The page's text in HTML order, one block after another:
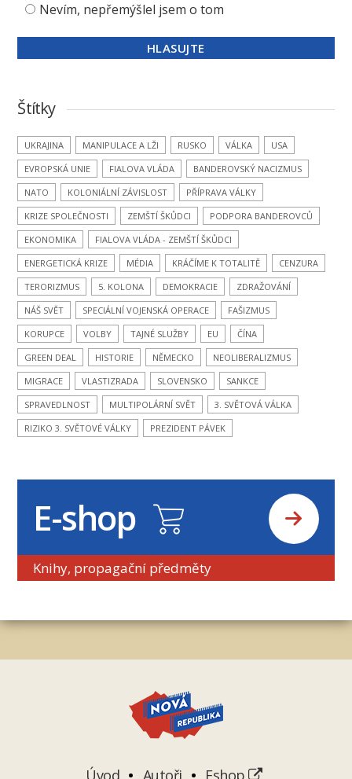
Nevím, nepřemýšlel jsem o tom
Štítky
UKRAJINA MANIPULACE A LŽI RUSKO VÁLKA
USA
EVROPSKÁ UNIE
FIALOVA VLÁDA
BANDEROVSKÝ NACIZMUS
NATO
KOLONIÁLNÍ ZÁVISLOST
PŘÍPRAVA VÁLKY
KRIZE SPOLEČNOSTI
ZEMŠTÍ ŠKŮDCI
PODPORA BANDEROVCŮ
EKONOMIKA
FIALOVA VLÁDA - ZEMŠTÍ ŠKŮDCI
ENERGETICKÁ KRIZE
MÉDIA KRÁČÍME K TOTALITĚ
CENZURA
TERORIZMUS
5. KOLONA DEMOKRACIE
ZDRAŽOVÁNÍ
NÁŠ SVĚT
SPECIÁLNÍ VOJENSKÁ OPERACE
FAŠIZMUS
KORUPCE
VOLBY TAJNÉ SLUŽBY EU
ČÍNA
GREEN DEAL
HISTORIE NĚMECKO
NEOLIBERALIZMUS
MIGRACE
VLASTIZRADA SLOVENSKO
SANKCE
SPRAVEDLNOST
MULTIPOLÁRNÍ SVĚT
3. SVĚTOVÁ VÁLKA
RIZIKO 3. SVĚTOVÉ VÁLKY
PREZIDENT PÁVEK
E-shop
Knihy, propagační předměty
Úvod Autoři Eshop